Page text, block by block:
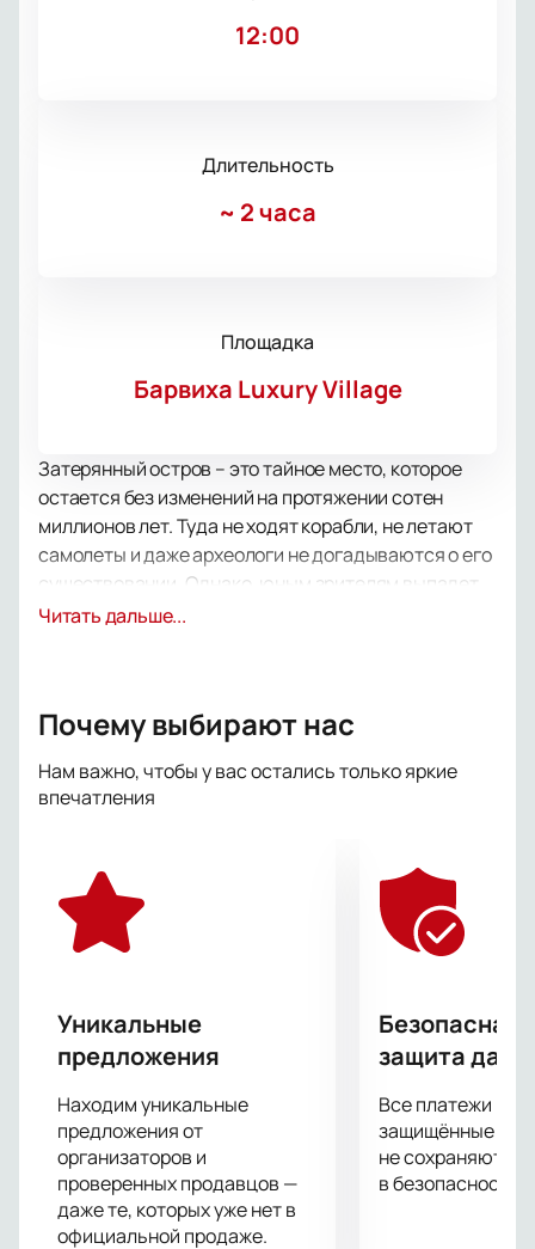
12:00
Длительность
~ 2 часа
Площадка
Барвиха Luxury Village
Затерянный остров – это тайное место, которое
остается без изменений на протяжении сотен
миллионов лет. Туда не ходят корабли, не летают
самолеты и даже археологи не догадываются о его
существовании. Однако, юным зрителям выпадет
уникальная возможность найти дорогу в это
как вести себя при встрече со змеями, а также,
определять стороны светы.
захватывающих событий с помощью светящегося
интерактивного браслета. Юным гостям предстоит
помочь главным героям раскрыть неизведанные
тайны. Ребята вместе с артистами выйдут на сцену,
охотникам и, конечно же, играть!
Читать дальше...
Почему выбирают нас
Нам важно, чтобы у вас остались только яркие
впечатления
Уникальные
предложения
Находим уникальные
предложения от
организаторов и
проверенных продавцов —
даже те, которых уже нет в
официальной продаже.
Безопасная
защита
Все платежи
защищённые
не сохраняются
в безопасности.